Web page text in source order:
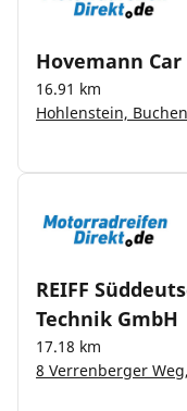
Hovemann Car
16.91 km
Hohlenstein,
REIFF
Technik GmbH
17.18 km
8 Verrenberger